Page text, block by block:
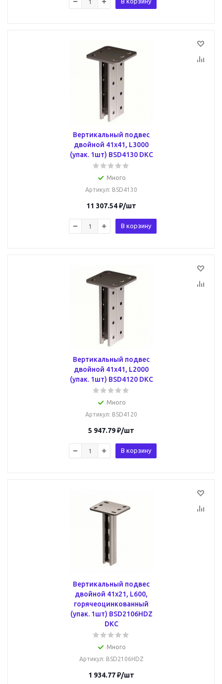
Вертикальный подвес
двойной 41х41, L3000
(упак. 1шт) BSD4130 DKC
Много
Артикул: BSD4130
11 307.54₽/шт
В корзину
Вертикальный подвес
двойной 41х41, L2000
(упак. 1шт) BSD4120 DKC
Много
Артикул: BSD4120
5 947.79₽/шт
В корзину
Вертикальный подвес
двойной 41х21, L600,
горячеоцинкованный
(упак. 1шт) BSD2106HDZ
DKC
Много
Артикул: BSD2106HDZ
1 934.77₽/шт